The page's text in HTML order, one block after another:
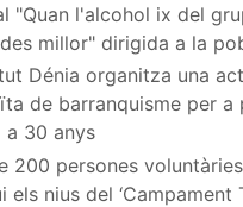
er
"Quan l'alcohol ix del
millor" dirigida a la
Dénia organitza una
de barranquisme per a
a 30 anys
200 persones
els nius del ‘Campament